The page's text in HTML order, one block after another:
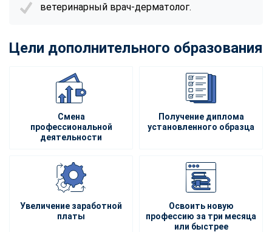
ветеринарный врач-дерматолог.
Цели дополнительного образования
Смена
профессиональной
деятельности
Получение диплома
установленного образца
Увеличение заработной
платы
Освоить новую
профессию за три месяца
или быстрее